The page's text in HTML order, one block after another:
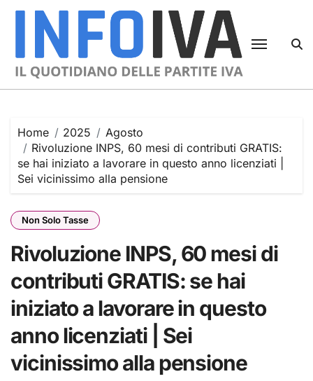
Skip
Home 2025
Agosto
Rivoluzione INPS, 60 mesi di contributi GRATIS:
se hai iniziato a lavorare in questo anno licenziati |
Sei vicinissimo alla pensione
Non Solo Tasse
Rivoluzione INPS, 60 mesi di
contributi GRATIS: se hai
iniziato a lavorare in questo
anno licenziati | Sei
vicinissimo alla pensione